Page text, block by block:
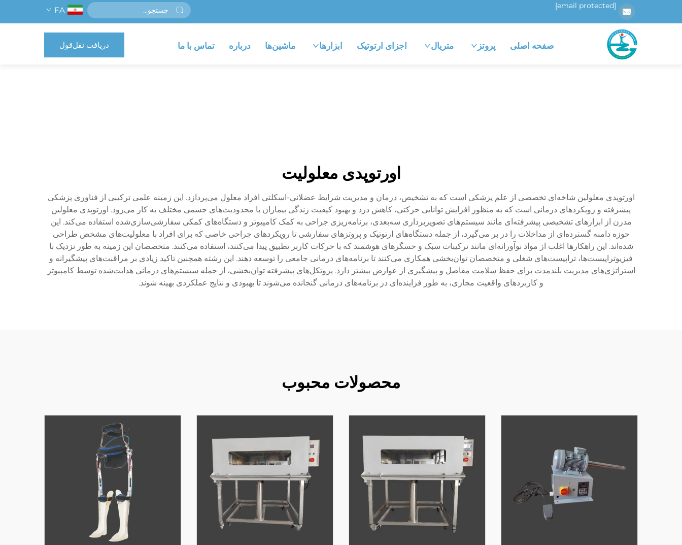
[email protected]
FA
صفحه اصلی پروتز متریال اجزای ارتوتیک ابزارها ماشین‌ها درباره تماس با ما دریافت نقل‌قول
اورتوپدی معلولیت
اورتوپدی معلولین شاخه‌ای تخصصی از علم پزشکی است که به تشخیص، درمان و مدیریت شرایط عضلانی-اسکلتی افراد معلول می‌پردازد. این زمینه علمی ترکیبی از فناوری پزشکی
پیشرفته و رویکردهای درمانی است که به منظور افزایش توانایی حرکتی، کاهش درد و بهبود کیفیت زندگی بیماران با محدودیت‌های جسمی مختلف به کار می‌رود. اورتوپدی معلولین
مدرن از ابزارهای تشخیصی پیشرفته‌ای مانند سیستم‌های تصویربرداری سه‌بعدی، برنامه‌ریزی جراحی به کمک کامپیوتر و دستگاه‌های کمکی سفارشی‌سازی‌شده استفاده می‌کند. این
حوزه دامنه گسترده‌ای از مداخلات را در بر می‌گیرد، از جمله دستگاه‌های ارتوتیک و پروتزهای سفارشی تا رویکردهای جراحی خاصی که برای افراد با معلولیت‌های مشخص طراحی
شده‌اند. این راهکارها اغلب از مواد نوآورانه‌ای مانند ترکیبات سبک و حسگرهای هوشمند که با حرکات کاربر تطبیق پیدا می‌کنند، استفاده می‌کنند. متخصصان این زمینه به طور نزدیک با
فیزیوتراپیست‌ها، تراپیست‌های شغلی و متخصصان توان‌بخشی همکاری می‌کنند تا برنامه‌های درمانی جامعی را توسعه دهند. این رشته همچنین تاکید زیادی بر مراقبت‌های پیشگیرانه و
استراتژی‌های مدیریت بلندمدت برای حفظ سلامت مفاصل و پیشگیری از عوارض بیشتر دارد. پروتکل‌های پیشرفته توان‌بخشی، از جمله سیستم‌های درمانی هدایت‌شده توسط کامپیوتر
و کاربردهای واقعیت مجازی، به طور فزاینده‌ای در برنامه‌های درمانی گنجانده می‌شوند تا بهبودی و نتایج عملکردی بهینه شوند.
محصولات محبوب